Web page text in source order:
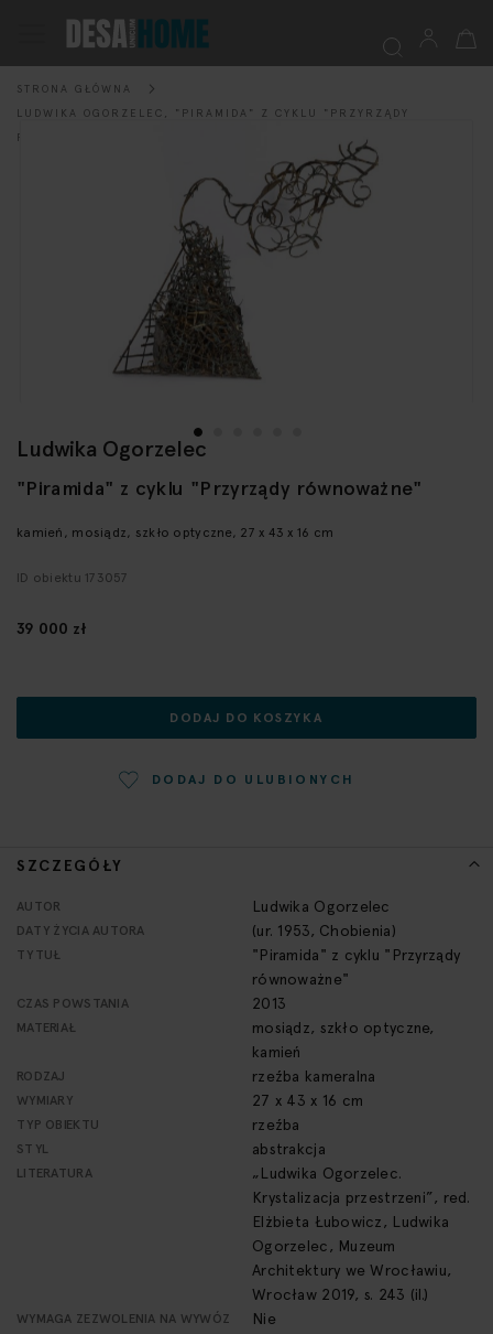
Mój
STRONA GŁÓWNA
LUDWIKA OGORZELEC, "PIRAMIDA" Z CYKLU "PRZYRZĄDY
RÓWNOWAŻNE", 2013
Przejdź
Przejdź
galerii
SZCZEGÓŁY
Więcej
informacji
AUTOR Ludwika Ogorzelec
DATY ŻYCIA AUTORA (ur. 1953, Chobienia)
TYTUŁ
"Piramida" z cyklu "Przyrządy
równoważne"
CZAS POWSTANIA 2013
MATERIAŁ
mosiądz, szkło optyczne,
kamień
RODZAJ rzeźba kameralna
WYMIARY 27 x 43 x 16 cm
TYP OBIEKTU rzeźba
STYL abstrakcja
LITERATURA
„Ludwika Ogorzelec.
Krystalizacja przestrzeni”, red.
Elżbieta Łubowicz, Ludwika
Ogorzelec, Muzeum
Architektury we Wrocławiu,
Wrocław 2019, s. 243 (il.)
WYMAGA ZEZWOLENIA NA WYWÓZ
Nie
Ludwika Ogorzelec
kamień, mosiądz, szkło optyczne, 27 x 43 x 16 cm
"Piramida" z cyklu "Przyrządy równoważne"
ID obiektu 173057
39 000 zł
DODAJ DO KOSZYKA
DODAJ DO ULUBIONYCH